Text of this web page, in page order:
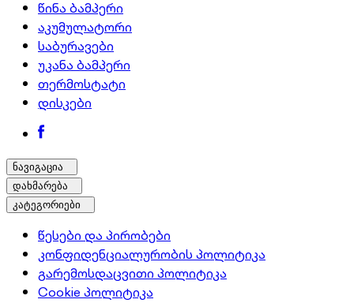
წინა ბამპერი
აკუმულატორი
საბურავები
უკანა ბამპერი
თერმოსტატი
დისკები
ნავიგაცია
დახმარება
კატეგორიები
წესები და პირობები
კონფიდენციალურობის პოლიტიკა
გარემოსდაცვითი პოლიტიკა
Cookie პოლიტიკა